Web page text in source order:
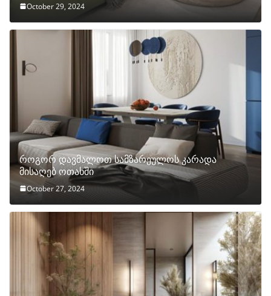
October 29, 2024
როგორ დავმალოთ სამზარეულოს კარადა
მისაღებ ოთახში
October 27, 2024